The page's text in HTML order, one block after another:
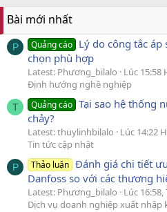
Bài mới nhất
P Quảng cáo Lý do công tắc áp
chọn phù hợp
Latest: Phương_bilalo
Lúc 15:58
Định hướng nghề nghiệp
T Quảng cáo Tại sao hệ thống
chảy?
Latest: thuylinhbilalo
Lúc 14:22
Tin tức cập nhật
P Thảo luận Đánh giá chi tiết
Danfoss so với các thương
Latest: Phương_bilalo
Lúc
Dịch vụ doanh nghiệp xuất nhập